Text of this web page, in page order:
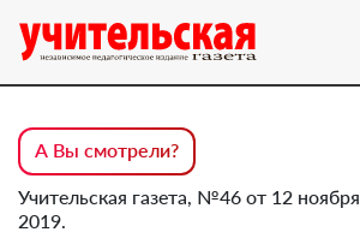
А Вы смотрели?
Учительская газета, №46 от 12 ноября
2019.